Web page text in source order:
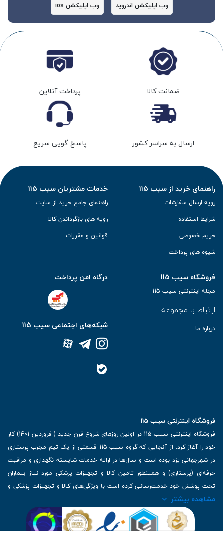
وب اپلیکشن اندروید وب اپلیکشن ios
ضمانت کالا پرداخت آنلاین
ارسال به سراسر کشور پاسخ گویی سریع
راهنمای خرید از سیب 115
رویه ارسال سفارشات
شرایط استفاده
حریم خصوصی
شیوه های پرداخت
خدمات مشتریان سیب 115
راهنمای جامع خرید از سایت
رویه های بازگرداندن کالا
قوانین و مقررات
فروشگاه سیب 115
مجله اینترنتی سیب 115
ارتباط با مجموعه
درباره ما
درگاه امن پرداخت
شبکه‌های اجتماعی سیب 115
فروشگاه اینترنتی سیب 115
فروشگاه اینترنتی سیب 115 در اولین روزهای شروع قرن جدید ( فروردین 1401) کار
خود را آغاز کرد. از آنجایی که گروه سیب 115 قسمتی از یک تیم مجرب پرستاری
در شهرجهانی یزد بوده است و سال‌ها در ارائه خدمات شایسته نگهداری و مراقبت
حرفه‌ای (پرستاری) و همینطور تامین کالا و تجهیزات پزشکی مورد نیاز بیماران
تحت پوشش خود خدمت‌رسانی کرده است با ویژگی‌های کالا و تجهیزات پزشکی و
برترین برندهای موجود در بازار اطلاعات بسیار ارزشمندی را دارا می‌باشد
| تلفن تماس : 36333383-035 | ایمیل: Info@Sib115.com
مشاهده بیشتر